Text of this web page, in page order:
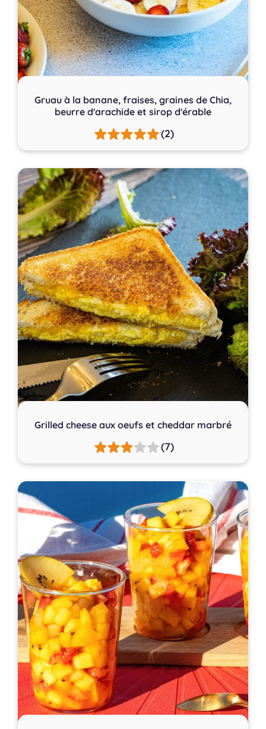
Gruau à la banane, fraises, graines de Chia,
beurre d'arachide et sirop d'érable
(2)
Grilled cheese aux oeufs et cheddar marbré
(7)